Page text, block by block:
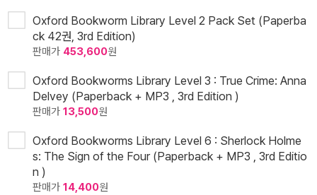
Oxford Bookworm Library Level 2 Pack Set (Paperba
ck 42권, 3rd Edition)
판매가 453,600원
Oxford Bookworms Library Level 3 : True Crime: Anna
Delvey (Paperback + MP3 , 3rd Edition )
판매가 13,500원
Oxford Bookworms Library Level 6 : Sherlock Holme
s: The Sign of the Four (Paperback + MP3 , 3rd Editio
n )
판매가 14,400원